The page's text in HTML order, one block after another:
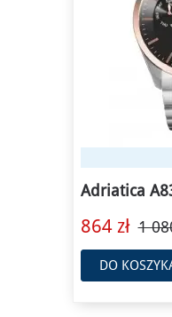
Adriatica
864 zł 1
DO